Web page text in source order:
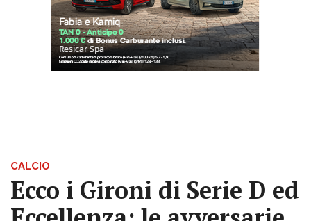
CALCIO
Ecco i Gironi di Serie D ed